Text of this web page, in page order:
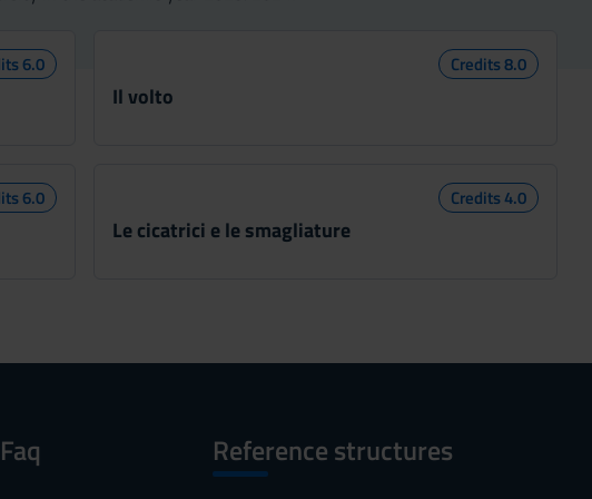
6.0 Credits 8.0
Il volto
6.0 Credits 4.0
Le cicatrici e le smagliature
Reference structures